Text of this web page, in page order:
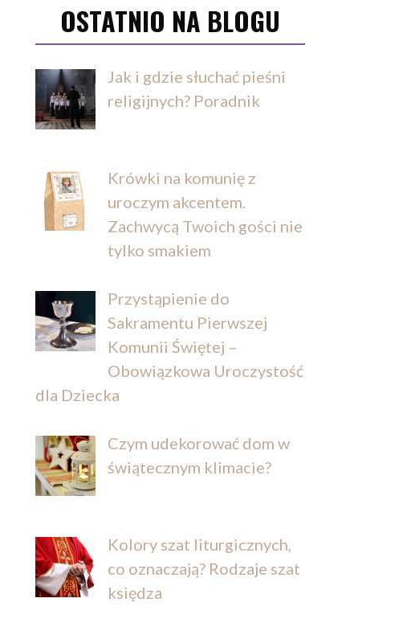
OSTATNIO NA BLOGU
Jak i gdzie słuchać pieśni
religijnych? Poradnik
Krówki na komunię z
uroczym akcentem.
Zachwycą Twoich gości nie
tylko smakiem
Przystąpienie do
Sakramentu Pierwszej
Komunii Świętej –
Obowiązkowa Uroczystość
dla Dziecka
Czym udekorować dom w
świątecznym klimacie?
Kolory szat liturgicznych,
co oznaczają? Rodzaje szat
księdza